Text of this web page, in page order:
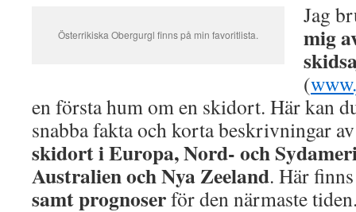
Österrikiska Obergurgl finns på min favoritlista.
Jag
mig
(
en första hum om en skidort. Här kan
snabba fakta och korta beskrivningar
skidort i Europa, Nord- och
Australien och Nya Zeeland. Här
samt prognoserför den närmaste